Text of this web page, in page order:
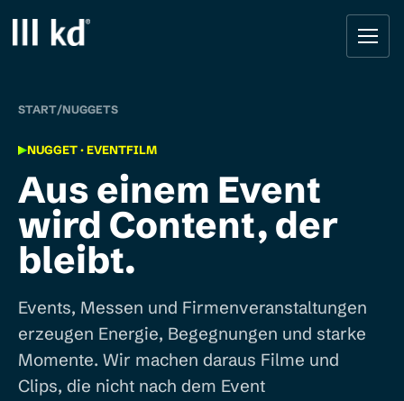
Startseite
START/NUGGETS
NUGGET · EVENTFILM
Aus einem Event
wird Content, der
bleibt.
Events, Messen und Firmenveranstaltungen
erzeugen Energie, Begegnungen und starke
Momente. Wir machen daraus Filme und
Clips, die nicht nach dem Event